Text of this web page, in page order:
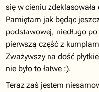
się w cieniu zdeklasowała
Pamiętam jak będąc
podstawowej, niedługo
pierwszą część z
Zważywszy na dość
nie było to łatwe :).
Teraz zaś jestem